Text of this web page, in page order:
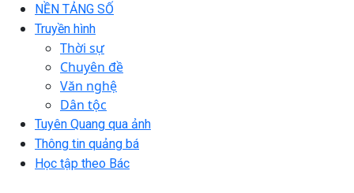
NỀN TẢNG SỐ
Truyền hình
Thời sự
Chuyên đề
Văn nghệ
Dân tộc
Tuyên Quang qua ảnh
Thông tin quảng bá
Học tập theo Bác